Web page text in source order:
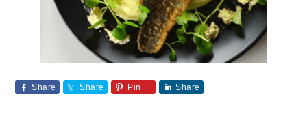
Share Share Pin Share